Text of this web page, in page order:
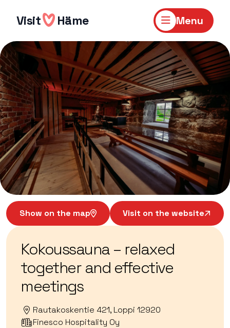
Visit Häme Menu
Show on the map Visit on the website
Kokoussauna – relaxed
together and effective
meetings
Rautakoskentie 421, Loppi 12920
Finesco Hospitality Oy